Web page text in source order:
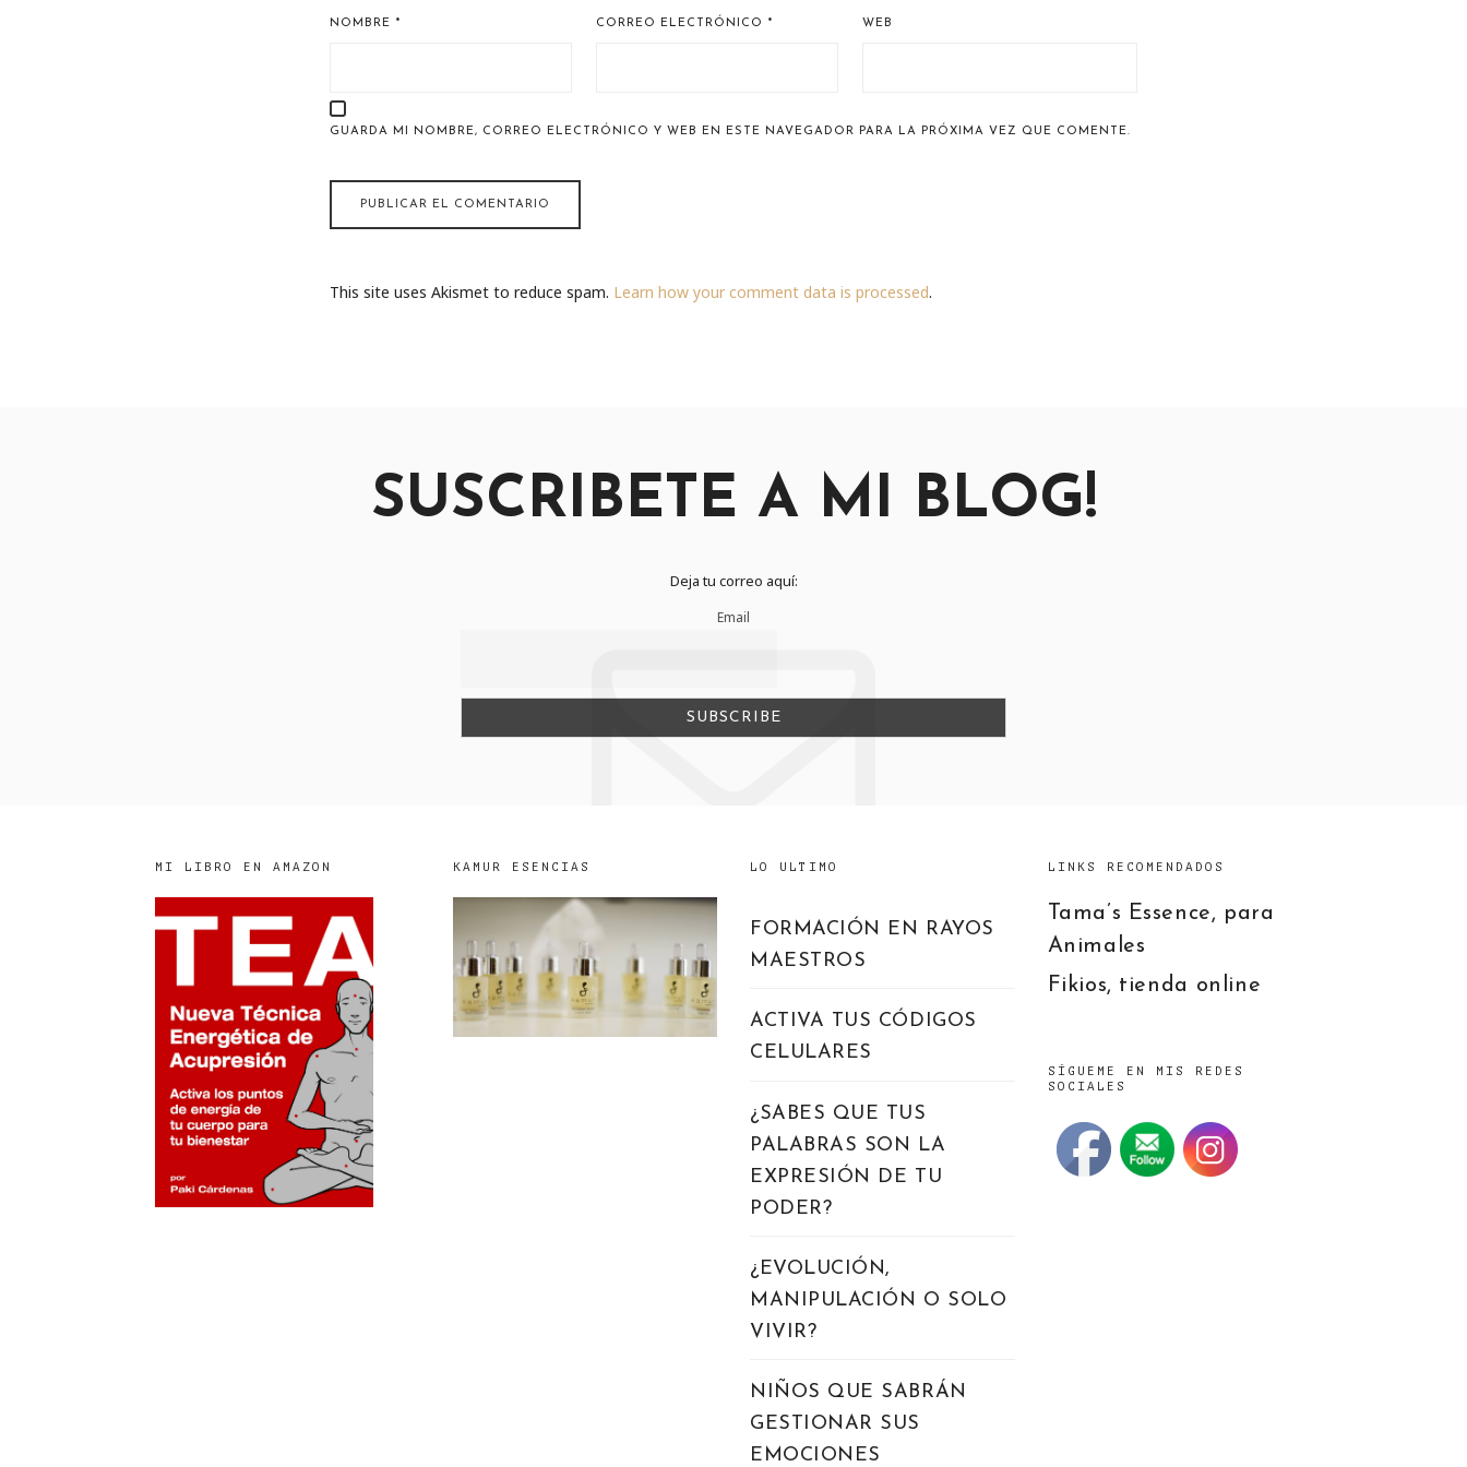
NOMBRE * CORREO ELECTRÓNICO * WEB
GUARDA MI NOMBRE, CORREO ELECTRÓNICO Y WEB EN ESTE NAVEGADOR PARA LA PRÓXIMA VEZ QUE COMENTE.
This site uses Akismet to reduce spam. Learn how your comment data is processed.
SUSCRIBETE A MI BLOG!
Deja tu correo aquí:
Email
MI LIBRO EN AMAZON KAMUR ESENCIAS LO ULTIMO
FORMACIÓN EN RAYOS
MAESTROS
ACTIVA TUS CÓDIGOS
CELULARES
¿SABES QUE TUS
PALABRAS SON LA
EXPRESIÓN DE TU
PODER?
¿EVOLUCIÓN,
MANIPULACIÓN O SOLO
VIVIR?
NIÑOS QUE SABRÁN
GESTIONAR SUS
EMOCIONES
LINKS RECOMENDADOS
Tama’s Essence, para
Animales
Fikios, tienda online
SÍGUEME EN MIS REDES
SOCIALES